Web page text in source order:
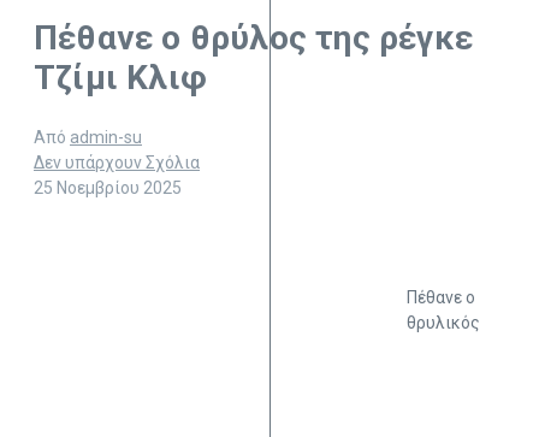
Πέθανε ο θρύλος της ρέγκε
Τζίμι Κλιφ
Από admin-su
Δεν υπάρχουν Σχόλια
25 Νοεμβρίου 2025
Πέθανε ο
θρυλικός